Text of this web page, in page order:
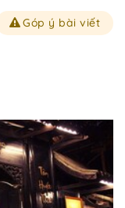
Góp ý bài viết